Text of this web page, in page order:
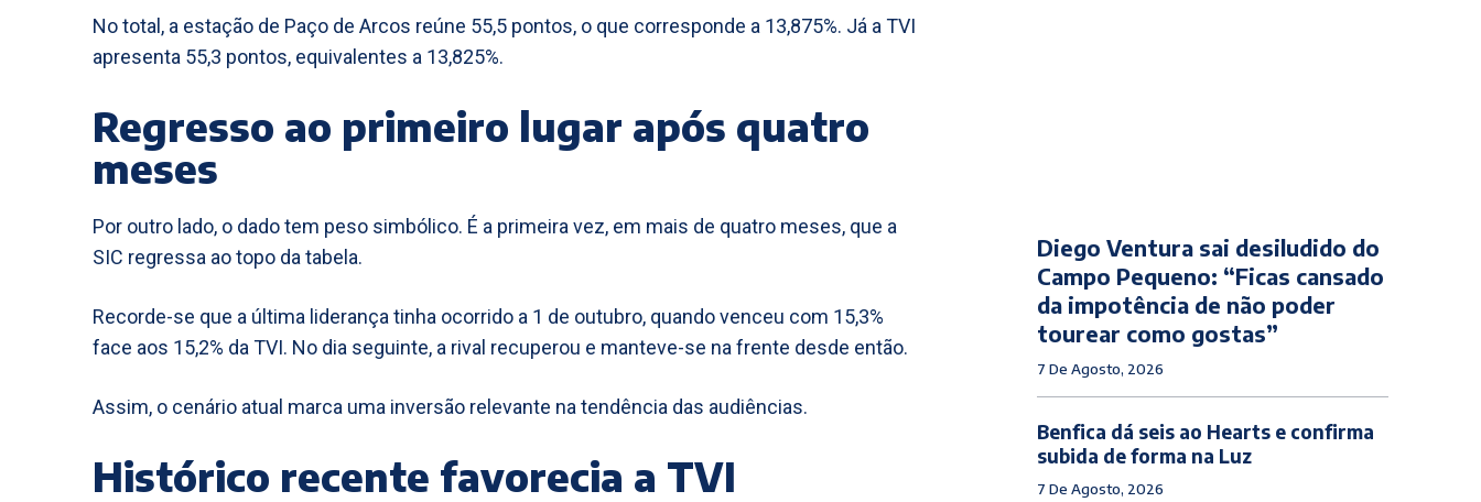
No total, a estação de Paço de Arcos reúne 55,5 pontos, o que corresponde a 13,875%. Já a TVI
apresenta 55,3 pontos, equivalentes a 13,825%.
Regresso ao primeiro lugar após quatro
meses
Por outro lado, o dado tem peso simbólico. É a primeira vez, em mais de quatro meses, que a
SIC regressa ao topo da tabela.
Recorde-se que a última liderança tinha ocorrido a 1 de outubro, quando venceu com 15,3%
face aos 15,2% da TVI. No dia seguinte, a rival recuperou e manteve-se na frente desde então.
Assim, o cenário atual marca uma inversão relevante na tendência das audiências.
Histórico recente favorecia a TVI
Diego Ventura sai desiludido do
Campo Pequeno: “Ficas cansado
da impotência de não poder
tourear como gostas”
7 De Agosto, 2026
Benfica dá seis ao Hearts e confirma
subida de forma na Luz
7 De Agosto, 2026